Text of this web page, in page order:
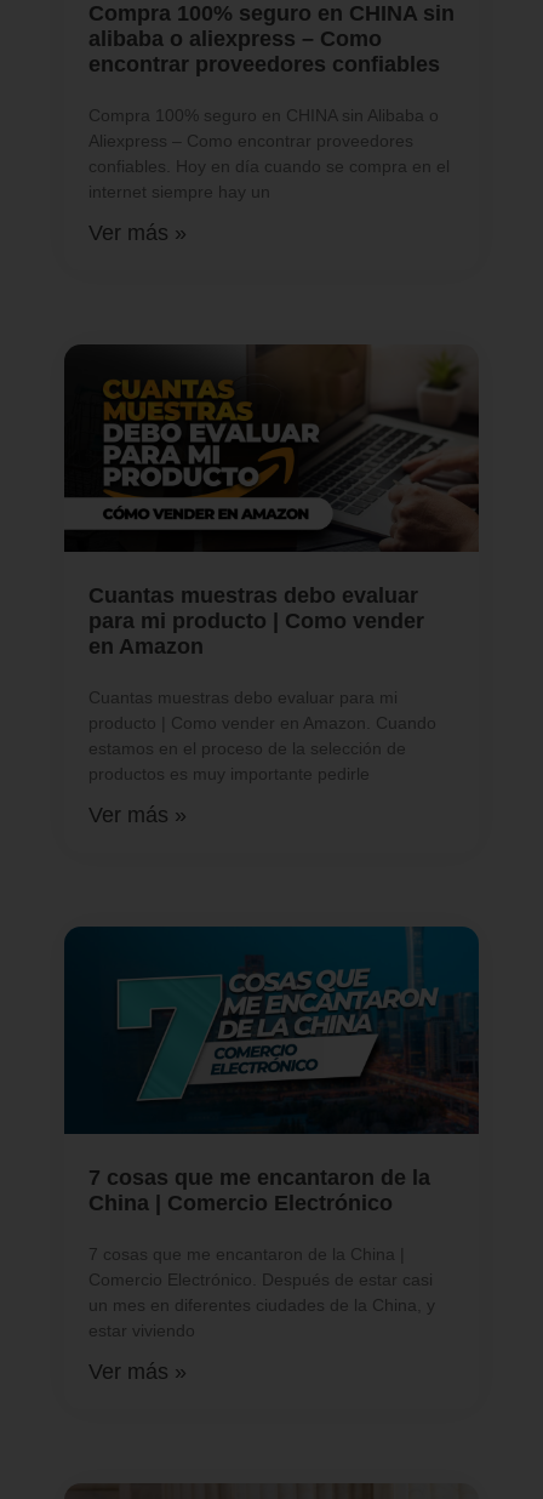
Compra 100% seguro en CHINA sin
alibaba o aliexpress – Como
encontrar proveedores confiables
Compra 100% seguro en CHINA sin Alibaba o
Aliexpress – Como encontrar proveedores
confiables. Hoy en día cuando se compra en el
internet siempre hay un
Ver más »
Cuantas muestras debo evaluar
para mi producto | Como vender
en Amazon
Cuantas muestras debo evaluar para mi
producto | Como vender en Amazon. Cuando
estamos en el proceso de la selección de
productos es muy importante pedirle
Ver más »
7 cosas que me encantaron de la
China | Comercio Electrónico
7 cosas que me encantaron de la China |
Comercio Electrónico. Después de estar casi
un mes en diferentes ciudades de la China, y
estar viviendo
Ver más »